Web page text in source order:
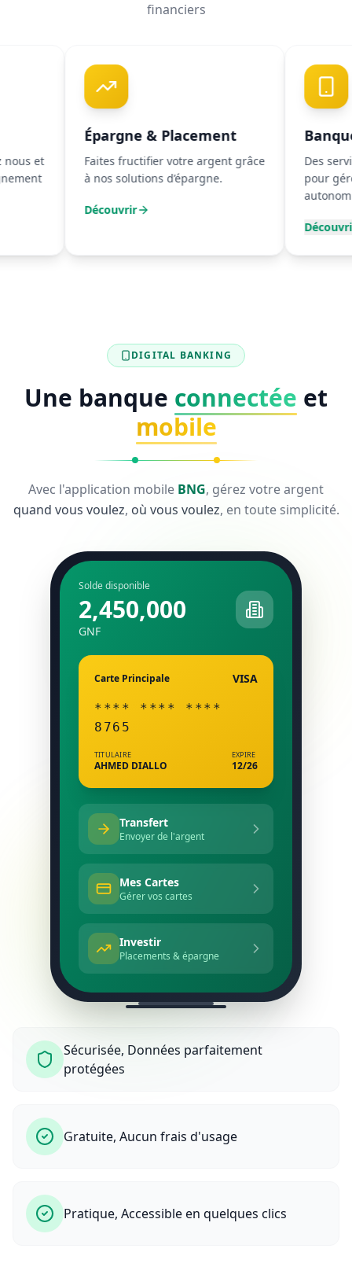
financiers
Épargne & Placement
Faites fructifier votre argent grâce
à nos solutions d’épargne.
Banque
Des services
pour gérer vos
autonomie.
DIGITAL BANKING
Une banque connectée et
mobile
Avec l'application mobile BNG, gérez votre argent
quand vous voulez, où vous voulez, en toute simplicité.
Sécurisée, Données parfaitement
protégées
Gratuite, Aucun frais d'usage
Pratique, Accessible en quelques clics
Solde disponible
2,450,000
GNF
Carte Principale
VISA
**** **** ****
8765
TITULAIRE
AHMED DIALLO
EXPIRE
12/26
Transfert
Envoyer de l'argent
Mes Cartes
Gérer vos cartes
Investir
Placements & épargne